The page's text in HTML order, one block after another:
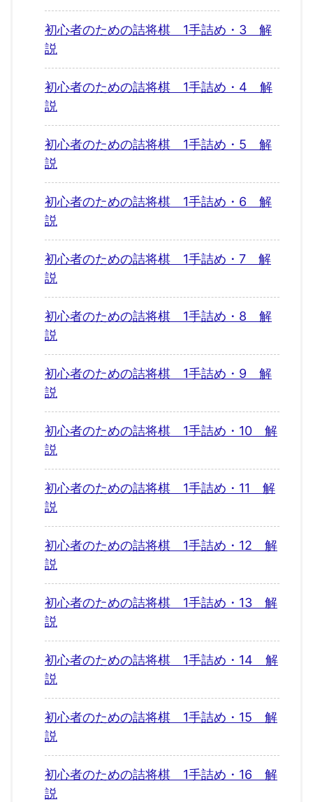
初心者のための詰将棋 1手詰め・3 解
説
初心者のための詰将棋 1手詰め・4 解
説
初心者のための詰将棋 1手詰め・5 解
説
初心者のための詰将棋 1手詰め・6 解
説
初心者のための詰将棋 1手詰め・7 解
説
初心者のための詰将棋 1手詰め・8 解
説
初心者のための詰将棋 1手詰め・9 解
説
初心者のための詰将棋 1手詰め・10 解
説
初心者のための詰将棋 1手詰め・11 解
説
初心者のための詰将棋 1手詰め・12 解
説
初心者のための詰将棋 1手詰め・13 解
説
初心者のための詰将棋 1手詰め・14 解
説
初心者のための詰将棋 1手詰め・15 解
説
初心者のための詰将棋 1手詰め・16 解
説